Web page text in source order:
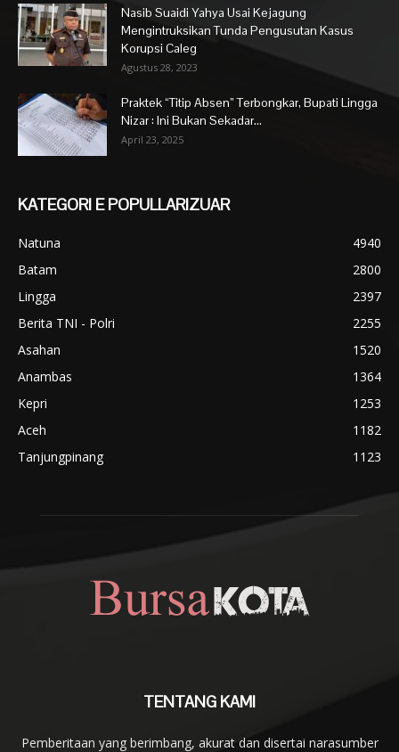
Nasib Suaidi Yahya Usai Kejagung
Mengintruksikan Tunda Pengusutan Kasus
Korupsi Caleg
Agustus 28, 2023
Praktek “Titip Absen” Terbongkar, Bupati Lingga
Nizar : Ini Bukan Sekadar...
April 23, 2025
KATEGORI E POPULLARIZUAR
Natuna
4940
Batam
2800
Lingga
2397
Berita TNI - Polri
2255
Asahan
1520
Anambas
1364
Kepri
1253
Aceh
1182
Tanjungpinang
1123
TENTANG KAMI
Pemberitaan yang berimbang, akurat dan disertai narasumber